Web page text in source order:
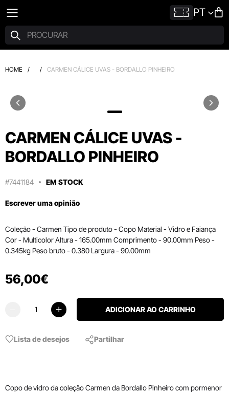
PT
HOME / / CARMEN CÁLICE UVAS - BORDALLO PINHEIRO
CARMEN CÁLICE UVAS -
BORDALLO PINHEIRO
#7441184 EM STOCK
Escrever uma opinião
Coleção - Carmen Tipo de produto - Copo Material - Vidro e Faiança
Cor - Multicolor Altura - 165.00mm Comprimento - 90.00mm Peso -
0.345kg Peso bruto - 0.380 Largura - 90.00mm
56,00€
ADICIONAR AO CARRINHO
Lista de desejos Partilhar
Copo de vidro da coleção Carmen da Bordallo Pinheiro com pormenor